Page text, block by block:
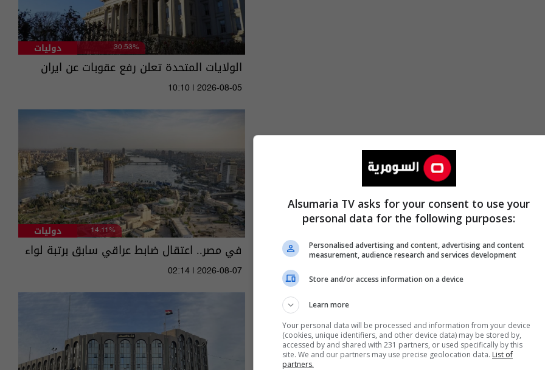
دوليات 30.53%
الولايات المتحدة تعلن رفع عقوبات عن ايران
10:10 | 2026-08-05
دوليات 14.11%
في مصر.. اعتقال ضابط عراقي سابق برتبة لواء
02:14 | 2026-08-07
Alsumaria TV asks for your consent to use your
personal data for the following purposes:
Personalised advertising and content, advertising and content
measurement, audience research and services development
Store and/or access information on a device
Learn more
Your personal data will be processed and information from your device
(cookies, unique identifiers, and other device data) may be stored by,
accessed by and shared with 231 partners, or used specifically by this
site. We and our partners may use precise geolocation data. List of
partners.